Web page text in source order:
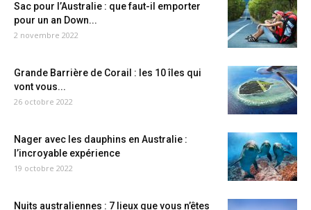
Sac pour l’Australie : que faut-il emporter
pour un an Down...
2 novembre 2022
Grande Barrière de Corail : les 10 îles qui
vont vous...
26 octobre 2022
Nager avec les dauphins en Australie :
l’incroyable expérience
19 octobre 2022
Nuits australiennes : 7 lieux que vous n’êtes